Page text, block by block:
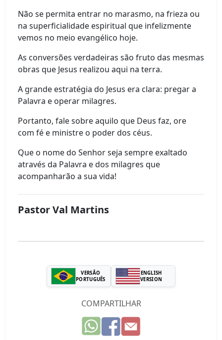
Não se permita entrar no marasmo, na frieza ou
na superficialidade espiritual que infelizmente
vemos no meio evangélico hoje.
As conversões verdadeiras são fruto das mesmas
obras que Jesus realizou aqui na terra.
A grande estratégia do Jesus era clara: pregar a
Palavra e operar milagres.
Portanto, fale sobre aquilo que Deus faz, ore
com fé e ministre o poder dos céus.
Que o nome do Senhor seja sempre exaltado
através da Palavra e dos milagres que
acompanharão a sua vida!
Pastor Val Martins
VERSÃO
PORTUGUÊS
ENGLISH
VERSION
COMPARTILHAR